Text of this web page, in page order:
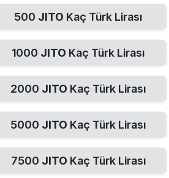
500 JITO Kaç Türk Lirası
1000 JITO Kaç Türk Lirası
2000 JITO Kaç Türk Lirası
5000 JITO Kaç Türk Lirası
7500 JITO Kaç Türk Lirası